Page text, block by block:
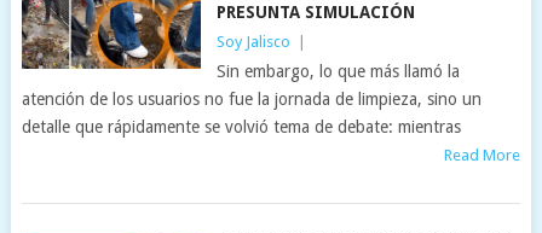
PRESUNTA SIMULACIÓN
Soy Jalisco
Sin embargo, lo que más llamó la
atención de los usuarios no fue la jornada de limpieza, sino un
detalle que rápidamente se volvió tema de debate: mientras
Read More